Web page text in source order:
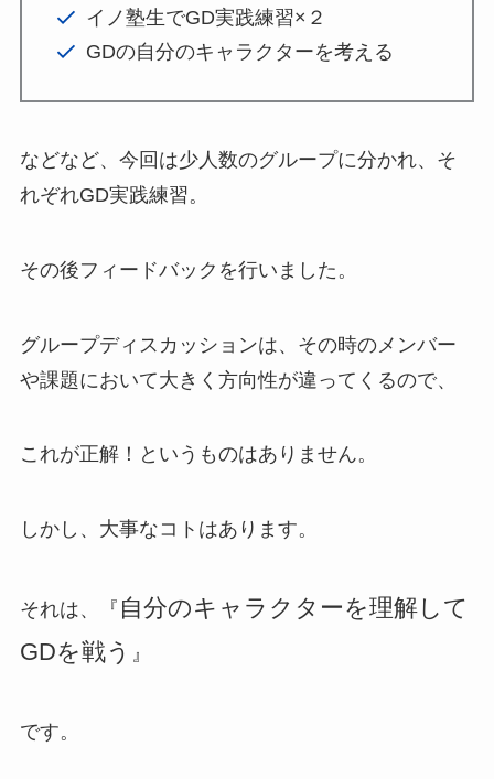
イノ塾生でGD実践練習×２
GDの自分のキャラクターを考える
などなど、今回は少人数のグループに分かれ、そ
れぞれGD実践練習。
その後フィードバックを行いました。
グループディスカッションは、その時のメンバー
や課題において大きく方向性が違ってくるので、
これが正解！というものはありません。
しかし、大事なコトはあります。
それは、『 自分のキャラクターを理解して
GDを戦う 』
です。